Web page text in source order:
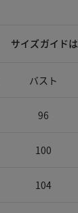
サイズガイドは
バスト
96
100
104